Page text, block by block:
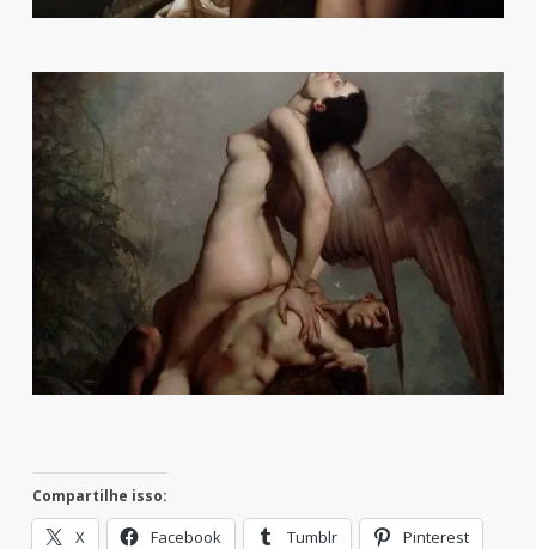
Compartilhe isso:
X Facebook Tumblr Pinterest